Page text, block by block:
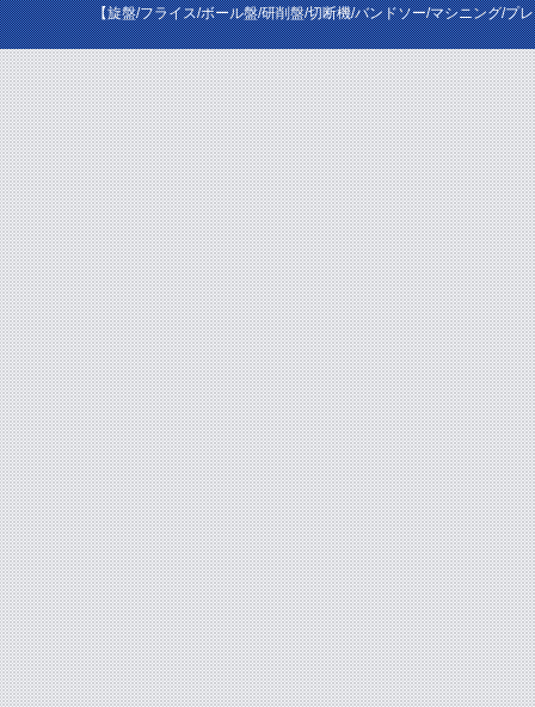
【旋盤/フライス/ボール盤/研削盤/切断機/バンドソー/マシニング/プ